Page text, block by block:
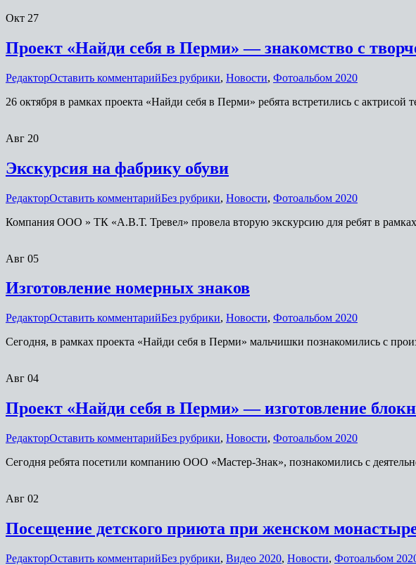
Окт 27
Проект «Найди себя в Перми» — знакомство с
РедакторОставить комментарийБез рубрики, Новости, Фотоальбом 2020
26 октября в рамках проекта «Найди себя в Перми» ребята встретились с
Авг 20
Экскурсия на фабрику обуви
РедакторОставить комментарийБез рубрики, Новости, Фотоальбом 2020
Компания ООО » ТК «А.В.Т. Тревел» провела вторую экскурсию для ребят в
Авг 05
Изготовление номерных знаков
РедакторОставить комментарийБез рубрики, Новости, Фотоальбом 2020
Сегодня, в рамках проекта «Найди себя в Перми» мальчишки познакомились с
Авг 04
Проект «Найди себя в Перми» — изготовление
РедакторОставить комментарийБез рубрики, Новости, Фотоальбом 2020
Сегодня ребята посетили компанию ООО «Мастер-Знак», познакомились с
Авг 02
Посещение детского приюта при женском
РедакторОставить комментарийБез рубрики, Видео 2020, Новости, Фотоальбом